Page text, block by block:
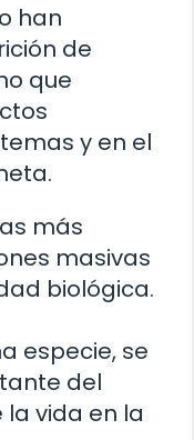
han
de
que
y en el
más
masivas
biológica.
especie, se
del
vida en la